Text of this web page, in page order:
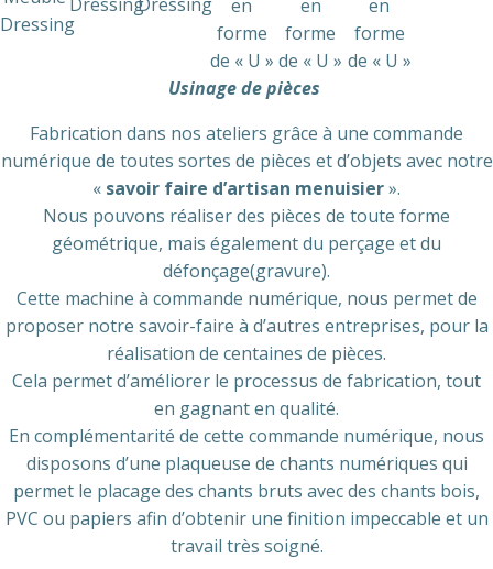
Dressing
en
forme
de « U »
en
forme
de « U »
en
forme
de « U »
Usinage de pièces
Fabrication dans nos ateliers grâce à une commande
numérique de toutes sortes de pièces et d’objets avec notre
« savoir faire d’artisan menuisier».
Nous pouvons réaliser des pièces de toute forme
géométrique, mais également du perçage et du
défonçage(gravure).
Cette machine à commande numérique, nous permet de
proposer notre savoir-faire à d’autres entreprises, pour la
réalisation de centaines de pièces.
Cela permet d’améliorer le processus de fabrication, tout
en gagnant en qualité.
En complémentarité de cette commande numérique, nous
disposons d’une plaqueuse de chants numériques qui
permet le placage des chants bruts avec des chants bois,
PVC ou papiers afin d’obtenir une finition impeccable et un
travail très soigné.